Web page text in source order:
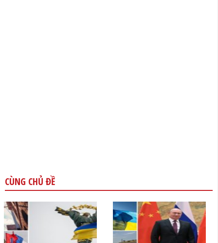
CÙNG CHỦ ĐỀ